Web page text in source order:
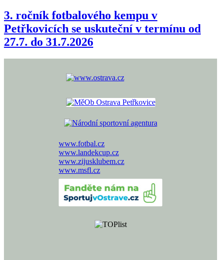
3. ročník fotbalového kempu v
Petřkovicích se uskuteční v termínu od
27.7. do 31.7.2026
www.fotbal.cz
www.landekcup.cz
www.zijusklubem.cz
www.msfl.cz